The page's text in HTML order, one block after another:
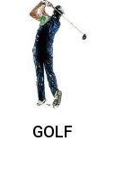
GOLF